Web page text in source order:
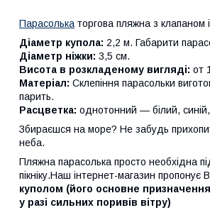
Парасолька торгова пляжна з клапаном
Діаметр купола: 2,2 м. Габарити
Діаметр ніжки: 3,5 см.
Висота в розкладеному вигляді: от
Матеріал: Склепіння парасольки
парить.
Расцветка: однотонний — білий,
Збираєшся на море? Не забудь
неба.
Пляжна парасолька просто необхідна
пікніку.Наш інтернет-магазин
куполом (його основне
у разі сильних поривів вітру)